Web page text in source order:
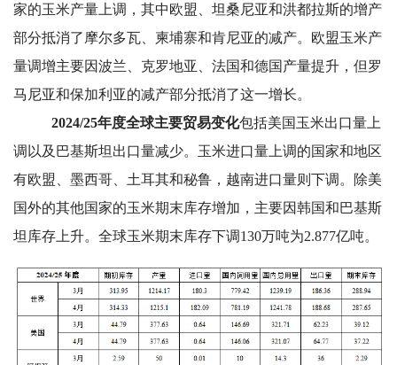
家的玉米产量上调，其中欧盟、坦桑尼亚和洪都拉斯的增产
部分抵消了摩尔多瓦、柬埔寨和肯尼亚的减产。欧盟玉米产
量调增主要因波兰、克罗地亚、法国和德国产量提升，但罗
马尼亚和保加利亚的减产部分抵消了这一增长。
2024/25年度全球主要贸易变化包括美国玉米出口量上
调以及巴基斯坦出口量减少。玉米进口量上调的国家和地区
有欧盟、墨西哥、土耳其和秘鲁，越南进口量则下调。除美
国外的其他国家的玉米期末库存增加，主要因韩国和巴基斯
坦库存上升。全球玉米期末库存下调130万吨为2.877亿吨。